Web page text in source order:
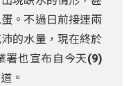
。不過日前接連兩
的水量，現在終於
署也宣布自今天(9)
。